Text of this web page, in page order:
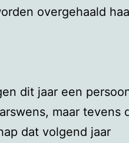
overgehaald
dit jaar een
maar tevens
dat volgend jaar